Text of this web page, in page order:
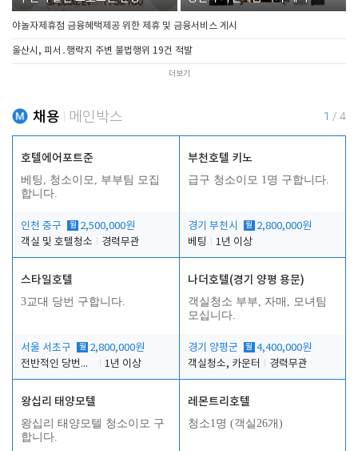
야놀자제휴점 금융혜택제공 위한 제휴 및 금융서비스 게시
울산시, 피서․행락지 주변 불법행위 19건 적발
더보기
채용 메인박스 1 / 4
호텔에어포트준
베팅, 청소이모, 부부팀 모집
합니다.
인천 중구 월 2,500,000원
객실 및 호텔청소
경력무관
부천호텔 키노
급구 청소이모 1명 구합니다.
경기 부천시 월 2,800,000원
베팅
1년 이상
스타일호텔
3교대 당번 구합니다.
서울 서초구 월 2,800,000원
전반적인 당번업무
1년 이상
나더호텔(경기 양평 용문)
객실청소 부부, 자매, 모녀팀
모십니다.
경기 양평군 월 4,400,000원
객실청소, 카운터
경력무관
왕십리 태양모텔
왕십리 태양모텔 청소이모 구
합니다.
레몬트리호텔
청소1명 (객실26개)